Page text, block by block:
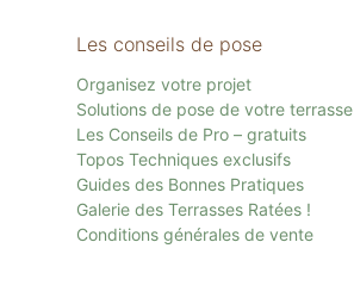
Les conseils de pose
Organisez votre projet
Solutions de pose de votre terrasse
Les Conseils de Pro – gratuits
Topos Techniques exclusifs
Guides des Bonnes Pratiques
Galerie des Terrasses Ratées !
Conditions générales de vente